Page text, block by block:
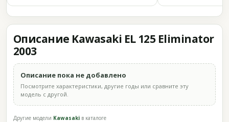
Описание Kawasaki EL 125 Eliminator
2003
Описание пока не добавлено
Посмотрите характеристики, другие годы или сравните эту
модель с другой.
Другие модели Kawasaki в каталоге